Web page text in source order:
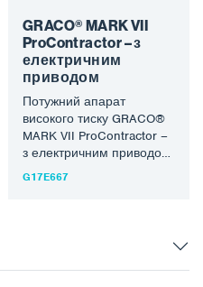
GRACO® MARK VII
ProContractor – з
електричним
приводом
Потужний апарат
високого тиску GRACO®
MARK VII ProContractor –
з електричним приводом
і оснащений
G17E667